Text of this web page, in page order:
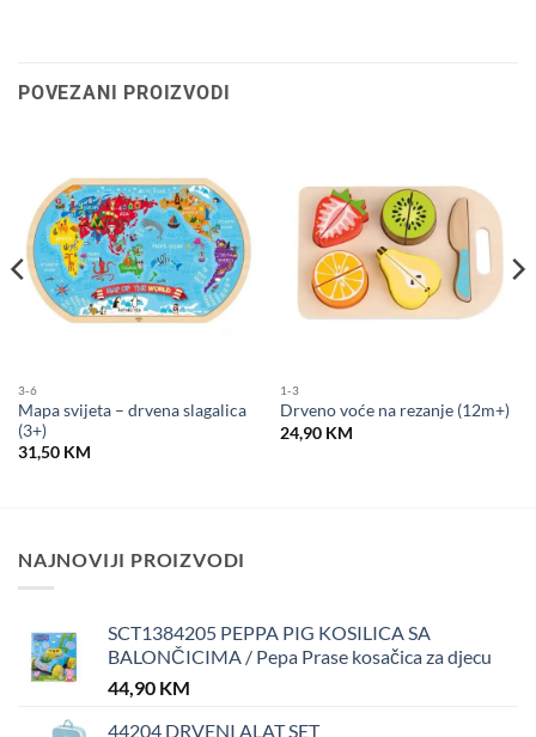
POVEZANI PROIZVODI
3-6
Mapa svijeta – drvena slagalica
(3+)
31,50 KM
1-3
Drveno voće na rezanje (12m+)
24,90 KM
NAJNOVIJI PROIZVODI
SCT1384205 PEPPA PIG KOSILICA SA
BALONČICIMA / Pepa Prase kosačica za djecu
44,90 KM
44204 DRVENI ALAT SET